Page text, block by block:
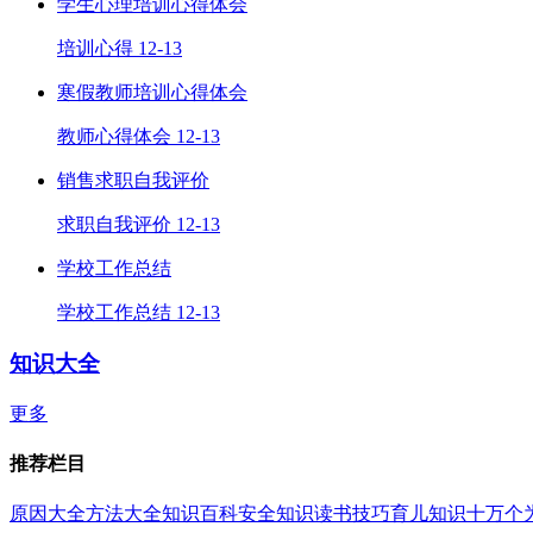
学生心理培训心得体会
培训心得 12-13
寒假教师培训心得体会
教师心得体会 12-13
销售求职自我评价
求职自我评价 12-13
学校工作总结
学校工作总结 12-13
知识大全
更多
推荐栏目
原因大全方法大全知识百科安全知识读书技巧育儿知识十万个